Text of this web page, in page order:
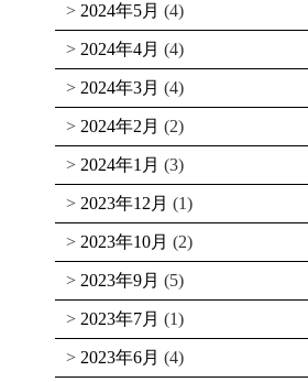
2024年5月 (4)
2024年4月 (4)
2024年3月 (4)
2024年2月 (2)
2024年1月 (3)
2023年12月 (1)
2023年10月 (2)
2023年9月 (5)
2023年7月 (1)
2023年6月 (4)